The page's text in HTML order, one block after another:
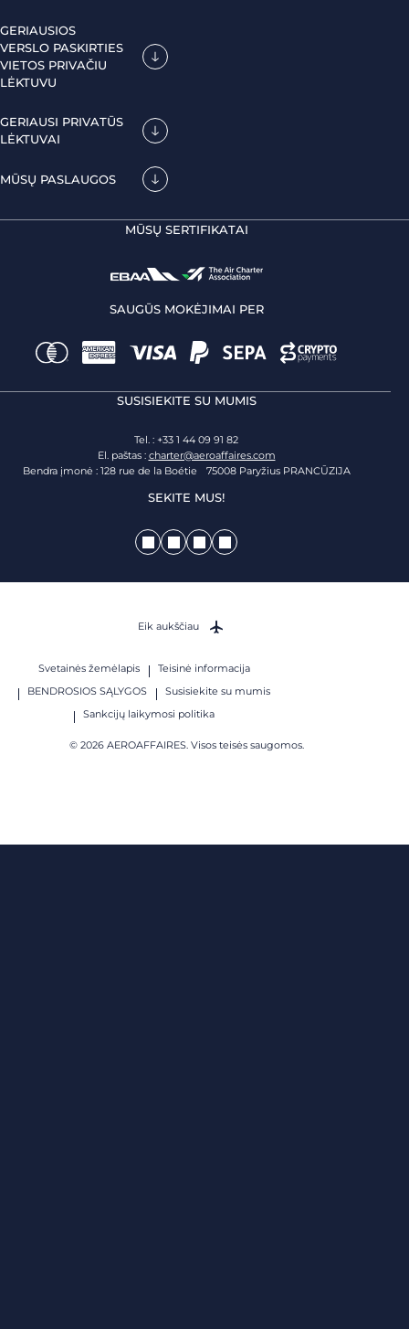
GERIAUSIOS
VERSLO PASKIRTIES
VIETOS PRIVAČIU
LĖKTUVU
GERIAUSI PRIVATŪS
LĖKTUVAI
MŪSŲ PASLAUGOS
MŪSŲ SERTIFIKATAI
SAUGŪS MOKĖJIMAI PER
SUSISIEKITE SU MUMIS
Tel. : +33 1 44 09 91 82
El. paštas : charter@aeroaffaires.com
Bendra įmonė : 128 rue de la Boétie 75008 Paryžius PRANCŪZIJA
SEKITE MUS!
Svetainės žemėlapis
Teisinė informacija
BENDROSIOS SĄLYGOS
Susisiekite su mumis
Sankcijų laikymosi politika
© 2026 AEROAFFAIRES. Visos teisės saugomos.
Eik aukščiau